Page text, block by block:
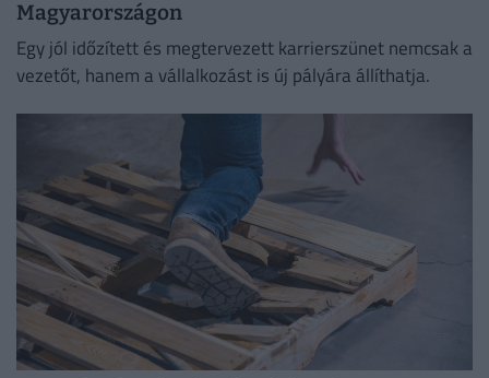
Magyarországon
Egy jól időzített és megtervezett karrierszünet nemcsak a
vezetőt, hanem a vállalkozást is új pályára állíthatja.